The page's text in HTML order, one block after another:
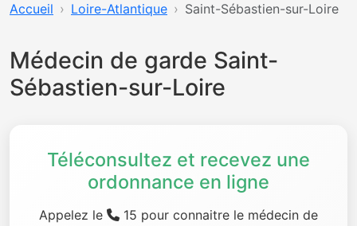
Accueil Loire-Atlantique Saint-Sébastien-sur-Loire
Médecin de garde Saint-
Sébastien-sur-Loire
Téléconsultez et recevez une
ordonnance en ligne
Appelez le
15 pour connaitre le médecin de